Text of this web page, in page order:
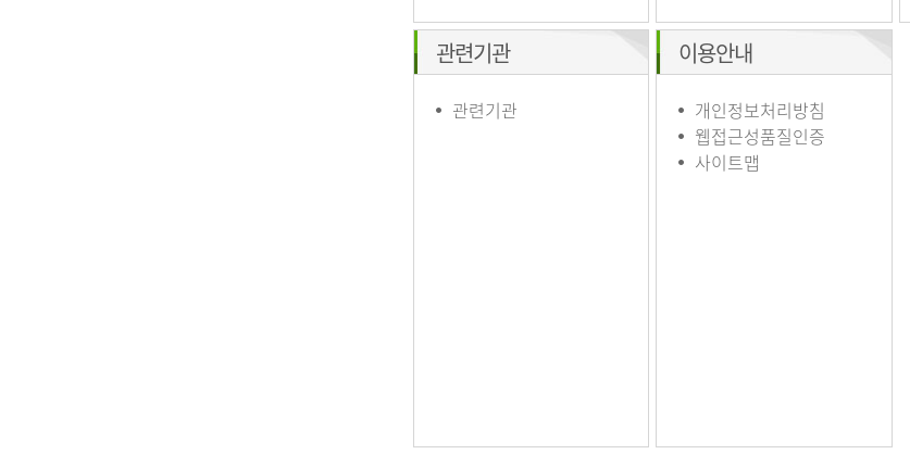
관련기관
관련기관
이용안내
개인정보처리방침
웹접근성품질인증
사이트맵